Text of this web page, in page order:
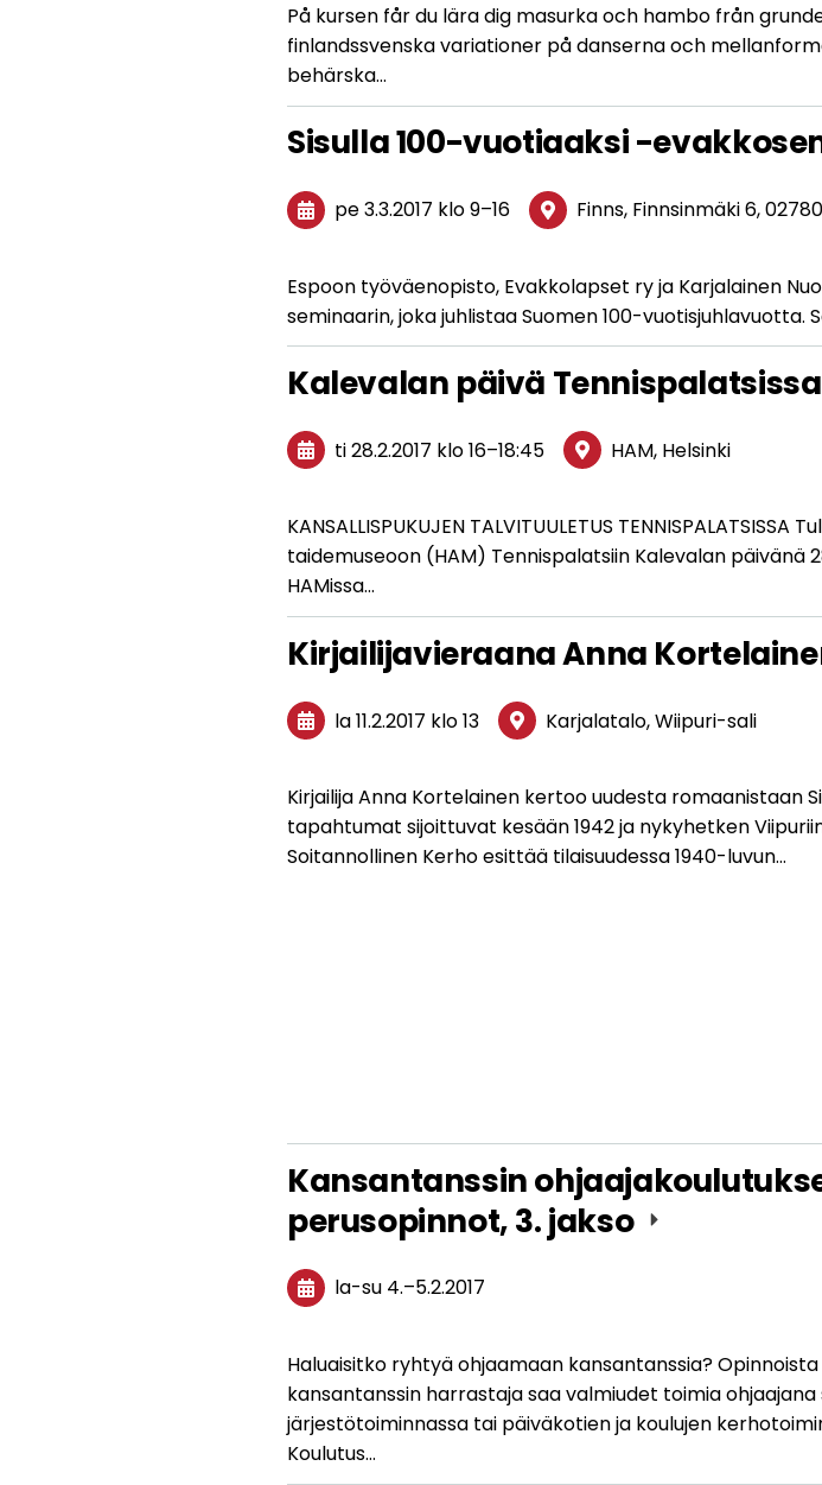
På kursen får du lära dig masurka och hambo från
finlandssvenska variationer på danserna och
behärska…
Sisulla 100-vuotiaaksi -
pe 3.3.2017 klo 9–16 Finns, Finnsinmäki 6,
Espoon työväenopisto, Evakkolapset ry ja Karjalainen
seminaarin, joka juhlistaa Suomen 100-vuotisjuhlavuotta.
Kalevalan päivä Tennispalatsissa
ti 28.2.2017 klo 16–18:45 HAM, Helsinki
KANSALLISPUKUJEN TALVITUULETUS
taidemuseoon (HAM) Tennispalatsiin Kalevalan päivänä
HAMissa…
Kirjailijavieraana Anna
la 11.2.2017 klo 13 Karjalatalo, Wiipuri-sali
Kirjailija Anna Kortelainen kertoo uudesta romaanistaan
tapahtumat sijoittuvat kesään 1942 ja nykyhetken
Soitannollinen Kerho esittää tilaisuudessa 1940-luvun…
Kansantanssin
perusopinnot, 3. jakso
la-su 4.–5.2.2017
Haluaisitko ryhtyä ohjaamaan kansantanssia? Opinnoista
kansantanssin harrastaja saa valmiudet toimia
järjestötoiminnassa tai päiväkotien ja koulujen
Koulutus…